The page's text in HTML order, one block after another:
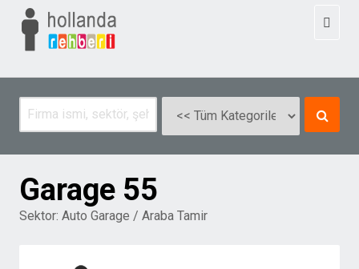
Garage 55
Sektor: Auto Garage / Araba Tamir